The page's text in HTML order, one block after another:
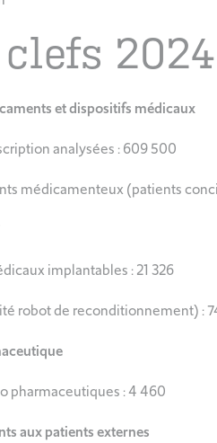
et dispositifs médicaux
analysées : 609 500
médicamenteux (patients
implantables : 21 326
robot de reconditionnement) :
pharmaceutiques : 4 460
aux patients externes